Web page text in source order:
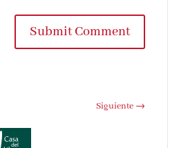
Submit Comment
Siguiente→